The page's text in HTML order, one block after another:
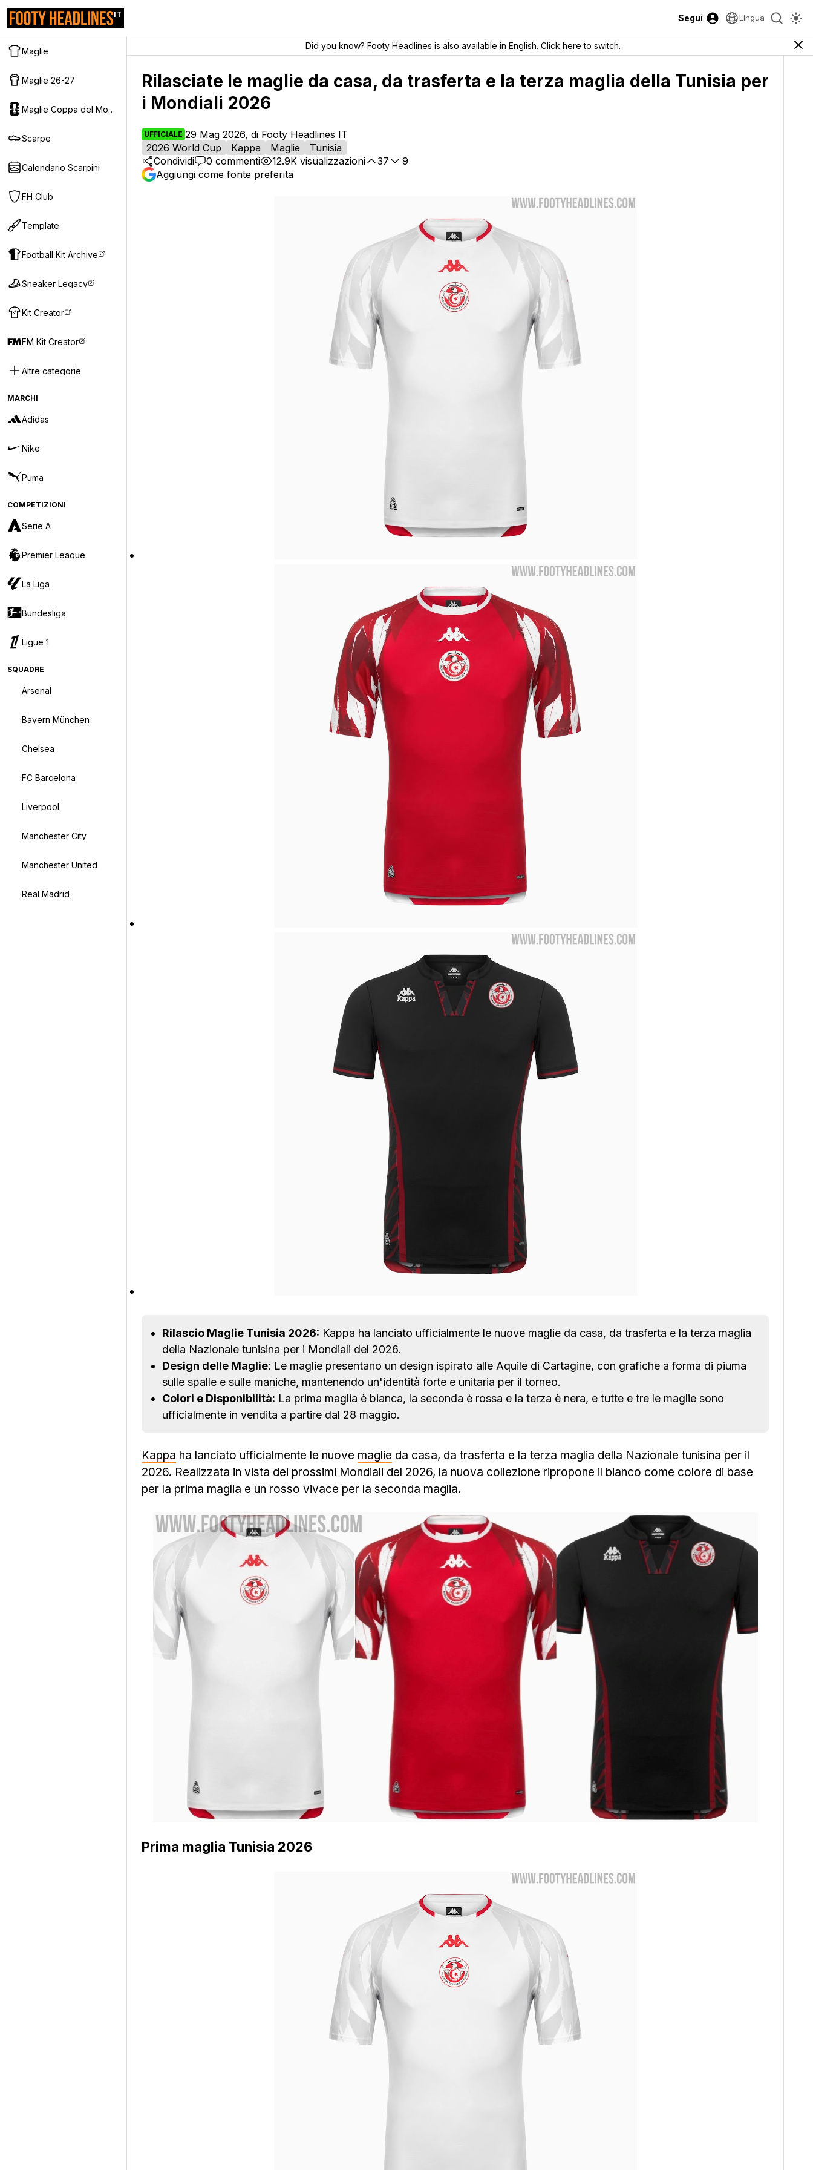
IT Segui Lingua
Maglie
Maglie 26-27
Maglie Coppa del Mondo 2026
Scarpe
Calendario Scarpini
FH Club
Template
Football Kit Archive
Sneaker Legacy
Kit Creator
FM Kit Creator
Altre categorie
MARCHI
Adidas
Nike
Puma
COMPETIZIONI
Serie A
Premier League
La Liga
Bundesliga
Ligue 1
SQUADRE
Arsenal
Bayern München
Chelsea
FC Barcelona
Liverpool
Manchester City
Manchester United
Real Madrid
Did you know? Footy Headlines is also available in English. Click here to switch.
Rilasciate le maglie da casa, da trasferta e la terza maglia della Tunisia per
i Mondiali 2026
UFFICIALE 29 Mag 2026, di Footy Headlines IT
2026 World Cup
Kappa Maglie
Tunisia
Condividi
0 commenti 12.9K visualizzazioni 37
9
Aggiungi come fonte preferita
Rilascio Maglie Tunisia 2026: Kappa ha lanciato ufficialmente le nuove maglie da casa, da trasferta e la terza maglia
della Nazionale tunisina per i Mondiali del 2026.
Design delle Maglie: Le maglie presentano un design ispirato alle Aquile di Cartagine, con grafiche a forma di piuma
sulle spalle e sulle maniche, mantenendo un'identità forte e unitaria per il torneo.
Colori e Disponibilità: La prima maglia è bianca, la seconda è rossa e la terza è nera, e tutte e tre le maglie sono
ufficialmente in vendita a partire dal 28 maggio.
Kappa ha lanciato ufficialmente le nuove maglie da casa, da trasferta e la terza maglia della Nazionale tunisina per il
2026. Realizzata in vista dei prossimi Mondiali del 2026, la nuova collezione ripropone il bianco come colore di base
per la prima maglia e un rosso vivace per la seconda maglia.
Prima maglia Tunisia 2026